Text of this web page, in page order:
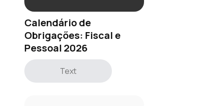
Calendário de
Obrigações: Fiscal e
Pessoal 2026
Text